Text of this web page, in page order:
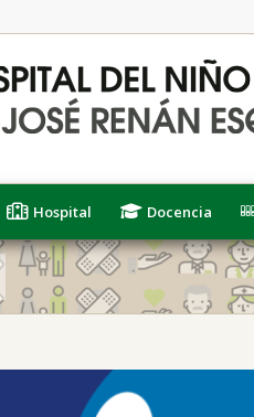
Hospital Docencia